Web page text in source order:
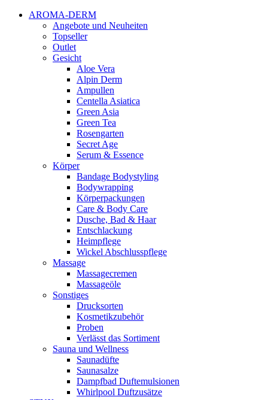
AROMA-DERM
Angebote und Neuheiten
Topseller
Outlet
Gesicht
Aloe Vera
Alpin Derm
Ampullen
Centella Asiatica
Green Asia
Green Tea
Rosengarten
Secret Age
Serum & Essence
Körper
Bandage Bodystyling
Bodywrapping
Körperpackungen
Care & Body Care
Dusche, Bad & Haar
Entschlackung
Heimpflege
Wickel Abschlusspflege
Massage
Massagecremen
Massageöle
Sonstiges
Drucksorten
Kosmetikzubehör
Proben
Verlässt das Sortiment
Sauna und Wellness
Saunadüfte
Saunasalze
Dampfbad Duftemulsionen
Whirlpool Duftzusätze